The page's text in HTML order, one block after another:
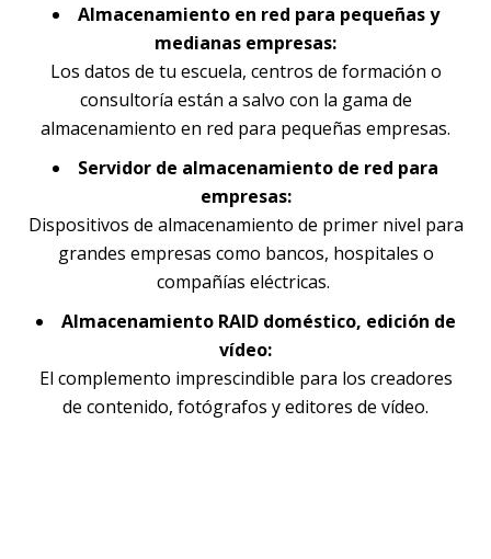
Almacenamiento en red para pequeñas y
medianas empresas:
Los datos de tu escuela, centros de formación o
consultoría están a salvo con la gama de
almacenamiento en red para pequeñas empresas.
Servidor de almacenamiento de red para
empresas:
Dispositivos de almacenamiento de primer nivel para
grandes empresas como bancos, hospitales o
compañías eléctricas.
Almacenamiento RAID doméstico, edición de
vídeo:
El complemento imprescindible para los creadores
de contenido, fotógrafos y editores de vídeo.